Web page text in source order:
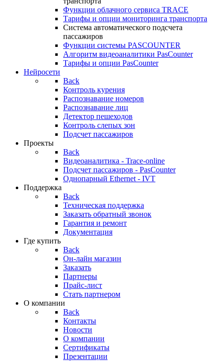
Функции облачного сервиса TRACE
Тарифы и опции мониторинга транспорта
Система автоматического подсчета
пассажиров
Функции системы PASCOUNTER
Алгоритм видеоаналитики PasCounter
Тарифы и опции PasCounter
Нейросети
Back
Контроль курения
Распознавание номеров
Распознавание лиц
Детектор пешеходов
Контроль слепых зон
Подсчет пассажиров
Проекты
Back
Видеоаналитика - Trace-online
Подсчет пассажиров - PasCounter
Однопарный Ethernet - IVT
Поддержка
Back
Техническая поддержка
Заказать обратный звонок
Гарантия и ремонт
Документация
Где купить
Back
Он-лайн магазин
Заказать
Партнеры
Прайс-лист
Стать партнером
О компании
Back
Контакты
Новости
О компании
Сертификаты
Презентации